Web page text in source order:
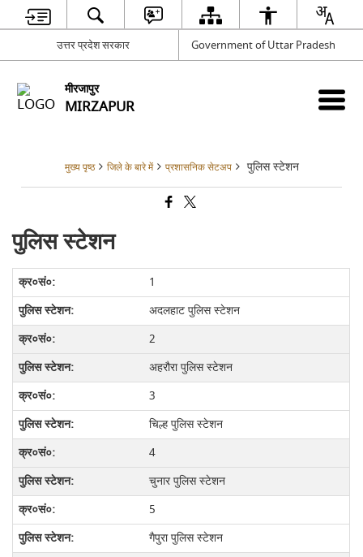
उत्तर प्रदेश सरकार Government of Uttar Pradesh
मीरजापुर
MIRZAPUR
मुख्य पृष्ठ जिले के बारे में प्रशासनिक सेटअप पुलिस स्टेशन
पुलिस स्टेशन
1
अदलहाट पुलिस स्टेशन
2
अहरौरा पुलिस स्टेशन
3
चिल्ह पुलिस स्टेशन
4
चुनार पुलिस स्टेशन
5
गैपुरा पुलिस स्टेशन